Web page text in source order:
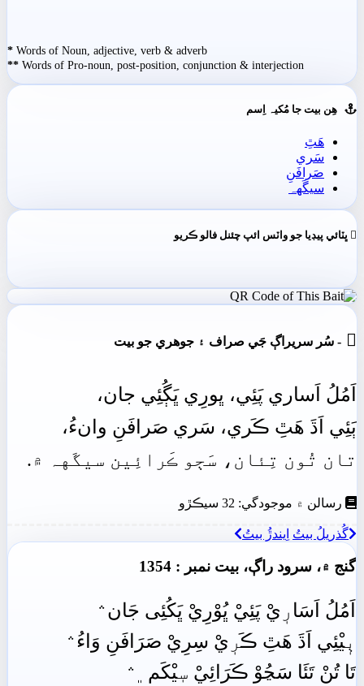
* Words of Noun, adjective, verb & adverb
** Words of Pro-noun, post-position, conjunction & interjection
ھِن بيت جا مُکيہ اِسم
ھَٿِ
سَري
صَرافَنِ
سيگَهہ
ڀٽائي پيڊيا جو واٽس ائپ چئنل فالو ڪريو
 - سُر سريراڳ جَي صراف ۽ جوھري جو بيت
اَمُلُ اَساريپَئِي، ڀورِي ڀَڳُئِي جان،
ٻَئِي اَڌَ ھَٿِ ڪَري، سَري صَرافَنِ وانءُ،
تان تُون تِئان، سَڄو ڪَرائِين سيگَهہ ۾.
رسالن ۾ موجودگي: 32 سيڪڙو
گُذريلُ بيتُ اِيندڙُ بيتُ
گنج ۾، سرود راڳ، بيت نمبر : 1354
اَمُلُ اَسَارٖيْ پَئِيْ ڀُوْرِيْ ڀَکُئِى جَان﮶
ٻٖيْئِي اَڌَ هَٿِ ڪَرٖيْ سِرِيْ صَرَافَنِ وَاءُ﮶
تَا تُنْ تَئَا سَڃُوْ ڪَرَائِيْ سٖيْکَم﮼﮶